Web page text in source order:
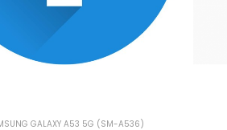
GALAXY A53 5G (SM-A536)